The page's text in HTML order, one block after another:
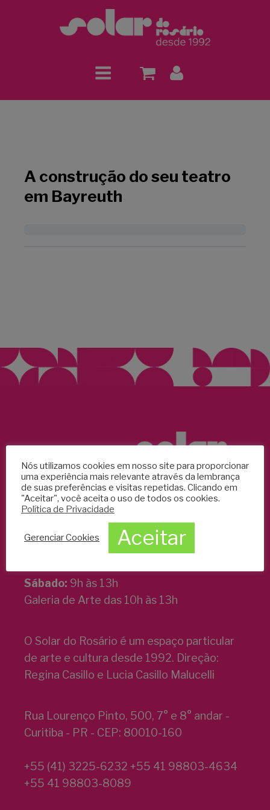
A construção do seu teatro
em Bayreuth
Segunda a sexta:
9h às 20h
Sábado: 9h às 13h
Galeria de Arte das 10h às 13h
O Solar do Rosário é um espaço particular
de arte e cultura desde 1992. Direção:
Regina Casillo e Lucia Casillo Malucelli
Rua Lourenço Pinto, 500, 7° e 8° andar -
Curitiba - PR - CEP: 80010-160
+55 (41) 3225-6232 +55 41 98803-4634
+55 41 98803-8089
Nós utilizamos cookies em nosso site para proporcionar
uma experiência mais relevante através da lembrança
de suas preferências e visitas repetidas. Clicando em
"Aceitar", você aceita o uso de todos os cookies.
Política de Privacidade
Gerenciar Cookies Aceitar